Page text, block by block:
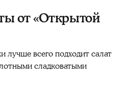
от «Открытой
лучше всего подходит салат
сладковатыми